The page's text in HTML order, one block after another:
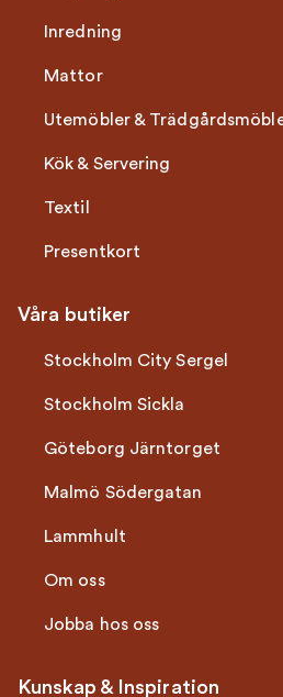
Inredning
Mattor
Utemöbler &
Kök & Servering
Textil
Presentkort
Våra butiker
Stockholm City Sergel
Stockholm Sickla
Göteborg Järntorget
Malmö Södergatan
Lammhult
Om oss
Jobba hos oss
Kunskap & Inspiration